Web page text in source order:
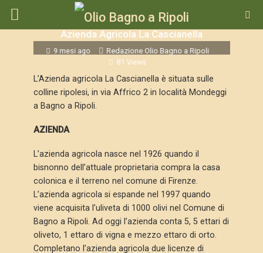
Azienda Agricola La Cascianella
9 mesi ago
Redazione Olio Bagno a Ripoli
81 Views
L’Azienda agricola La Cascianella è situata sulle
colline ripolesi, in via Affrico 2 in località Mondeggi
a Bagno a Ripoli.
AZIENDA
L’azienda agricola nasce nel 1926 quando il
bisnonno dell’attuale proprietaria compra la casa
colonica e il terreno nel comune di Firenze.
L’azienda agricola si espande nel 1997 quando
viene acquisita l’uliveta di 1000 olivi nel Comune di
Bagno a Ripoli. Ad oggi l’azienda conta 5, 5 ettari di
oliveto, 1 ettaro di vigna e mezzo ettaro di orto.
Completano l’azienda agricola due licenze di